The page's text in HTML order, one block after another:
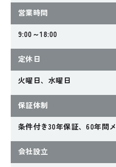
営業時間
9:00～18:00
定休日
火曜日、水曜日
保証体制
条件付き30年保証、60年間
会社設立